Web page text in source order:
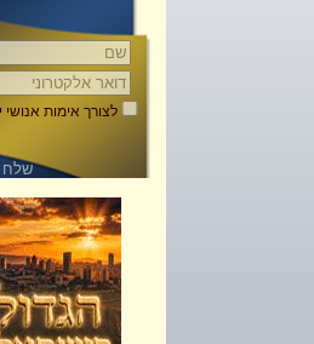
לצורך אימות אנושי